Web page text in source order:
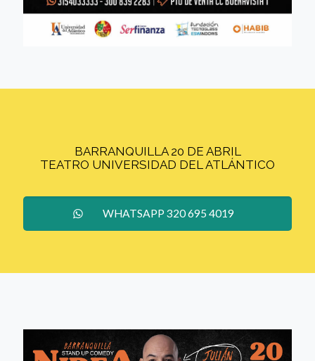
BARRANQUILLA 20 DE ABRIL
TEATRO UNIVERSIDAD DEL ATLÁNTICO
WHATSAPP 320 695 4019